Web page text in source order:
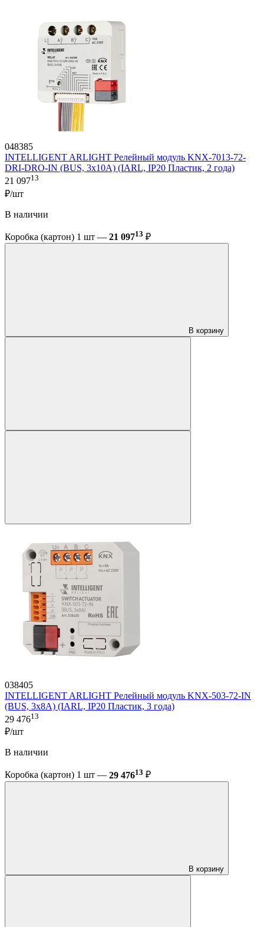
048385
INTELLIGENT ARLIGHT Релейный модуль KNX-7013-72-
DRI-DRO-IN (BUS, 3x10A) (IARL, IP20 Пластик, 2 года)
21 09713
₽/шт
В наличии
Коробка (картон) 1 шт — 21 09713 ₽
В корзину
038405
INTELLIGENT ARLIGHT Релейный модуль KNX-503-72-IN
(BUS, 3x8A) (IARL, IP20 Пластик, 3 года)
29 47613
₽/шт
В наличии
Коробка (картон) 1 шт — 29 47613 ₽
В корзину